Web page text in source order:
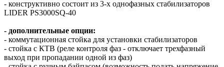
- конструктивно состоит из 3-х однофазных стабилизаторов
LIDER PS3000SQ-40
- дополнительные опции:
- коммутационная стойка для установки стабилизаторов
- стойка с КТВ (реле контроля фаз - отключает трехфазный
выход при пропадании одной из фаз)